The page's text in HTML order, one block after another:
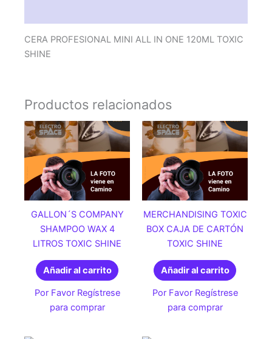
CERA PROFESIONAL MINI ALL IN ONE 120ML TOXIC
SHINE
Productos relacionados
GALLON´S COMPANY
SHAMPOO WAX 4
LITROS TOXIC SHINE
Añadir al carrito
Por Favor Regístrese
para comprar
MERCHANDISING TOXIC
BOX CAJA DE CARTÓN
TOXIC SHINE
Añadir al carrito
Por Favor Regístrese
para comprar